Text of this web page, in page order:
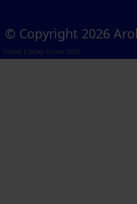
© Copyright 2026
Visual Library Server 2026